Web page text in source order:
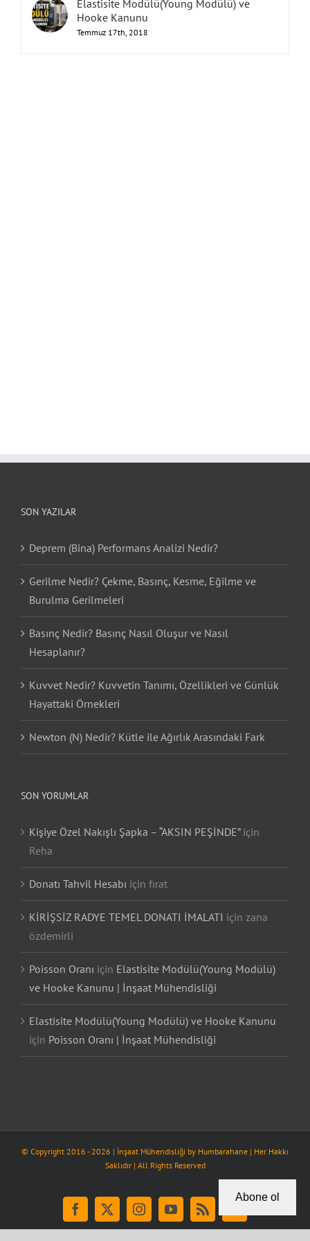
Elastisite Modülü(Young Modülü) ve
Hooke Kanunu
Temmuz 17th, 2018
SON YAZILAR
Deprem (Bina) Performans Analizi Nedir?
Gerilme Nedir? Çekme, Basınç, Kesme, Eğilme ve
Burulma Gerilmeleri
Basınç Nedir? Basınç Nasıl Oluşur ve Nasıl
Hesaplanır?
Kuvvet Nedir? Kuvvetin Tanımı, Özellikleri ve Günlük
Hayattaki Örnekleri
Newton (N) Nedir? Kütle ile Ağırlık Arasındaki Fark
SON YORUMLAR
Kişiye Özel Nakışlı Şapka – “AKSIN PEŞİNDE”için
Reha
Donatı Tahvil Hesabı için fırat
KİRİŞSİZ RADYE TEMEL DONATI İMALATI için zana
özdemirli
Poisson Oranı için Elastisite Modülü(Young Modülü)
ve Hooke Kanunu | İnşaat Mühendisliği
Elastisite Modülü(Young Modülü) ve Hooke Kanunu
için Poisson Oranı | İnşaat Mühendisliği
© Copyright 2016 -2026 | İnşaat Mühendisliği by Humbarahane | Her Hakkı
Saklıdır | All Rights Reserved
Facebook
X InstagramYouTubeRss Tiktok
Abone ol